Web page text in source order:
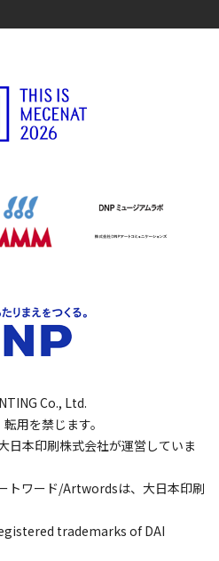
Co., Ltd.
用を禁じます。
日本印刷株式会社が運営していま
トワード/Artwordsは、大日本印刷
trademarks of DAI